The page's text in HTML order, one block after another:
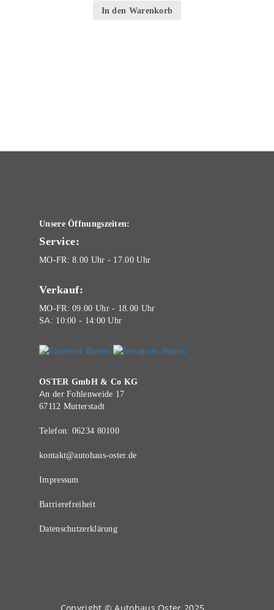
In den Warenkorb
Unsere Öffnungszeiten:
Service:
MO-FR: 8.00 Uhr - 17.00 Uhr
Verkauf:
MO-FR: 09.00 Uhr - 18.00 Uhr
SA: 10:00 - 14:00 Uhr
OSTER GmbH & Co KG
An der Fohlenweide 17
67112 Mutterstadt
Telefon: 06234 80100
kontakt@autohaus-oster.de
Impressum
Barrierefreiheit
Datenschutzerklärung
Copyright © Autohaus Oster 2025